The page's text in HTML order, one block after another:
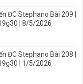
ĐC Stephano Bài 209 |
| 8/5/2026
ĐC Stephano Bài 208 |
| 1/5/2026